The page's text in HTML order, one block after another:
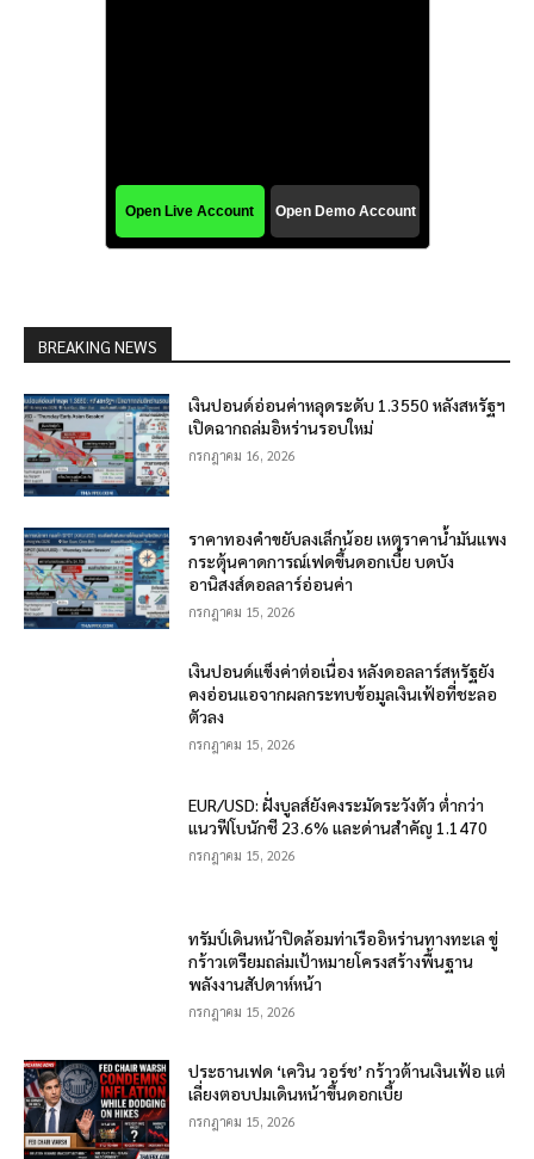
BREAKING NEWS
เงินปอนด์อ่อนค่าหลุดระดับ 1.3550 หลังสหรัฐฯ
เปิดฉากถล่มอิหร่านรอบใหม่
กรกฎาคม 16, 2026
ราคาทองคำขยับลงเล็กน้อย เหตุราคาน้ำมันแพง
กระตุ้นคาดการณ์เฟดขึ้นดอกเบี้ย บดบัง
อานิสงส์ดอลลาร์อ่อนค่า
กรกฎาคม 15, 2026
เงินปอนด์แข็งค่าต่อเนื่อง หลังดอลลาร์สหรัฐยัง
คงอ่อนแอจากผลกระทบข้อมูลเงินเฟ้อที่ชะลอ
ตัวลง
กรกฎาคม 15, 2026
EUR/USD: ฝั่งบูลส์ยังคงระมัดระวังตัว ต่ำกว่า
แนวฟีโบนักชี 23.6% และด่านสำคัญ 1.1470
กรกฎาคม 15, 2026
ทรัมป์เดินหน้าปิดล้อมท่าเรืออิหร่านทางทะเล ขู่
กร้าวเตรียมถล่มเป้าหมายโครงสร้างพื้นฐาน
พลังงานสัปดาห์หน้า
กรกฎาคม 15, 2026
ประธานเฟด ‘เควิน วอร์ช’ กร้าวต้านเงินเฟ้อ แต่
เลี่ยงตอบปมเดินหน้าขึ้นดอกเบี้ย
กรกฎาคม 15, 2026